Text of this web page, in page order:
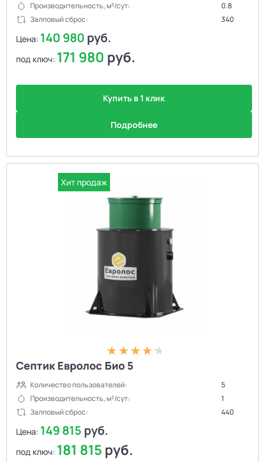
Производительность, м³/сут:
0.8
Залповый сброс:
340
Цена: 140 980 руб.
под ключ: 171 980 руб.
Купить в 1 клик
Подробнее
Хит продаж
Септик Евролос Био 5
Количество пользователей:
5
Производительность, м³/сут:
1
Залповый сброс:
440
Цена: 149 815 руб.
под ключ: 181 815руб.